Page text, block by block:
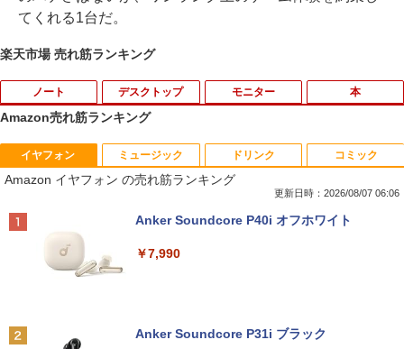
てくれる1台だ。
楽天市場 売れ筋ランキング
ノート
1
【★最大100%ポイント】【新生活応援・
2026】【Office 2019 H&B】NEC Versa
Pro/第4世代 Core i5/メモリ: 4GB/8GB/1
5.6型/USB 3.0/DVD/SDカードスロット/
中古PC ノートパソコン/Windows11
デスクトップ
1
NiPoGi ミニpc Intel N5030 【2026新モ
デル・業界超ミニ】 最大3.1Hz mini pc
Windows11 Pro 12GB+256GB SSD (4T
量ミニパソコン豊富なインターフェース
BT4.2 省電力 小型パソコン
モニター
1
★PHILIPS / フィリップス 16:9 フルHD
VA ディスプレイ 液晶モニター 221S9A/1
1 [21.5インチ ブラック]【PCモニター・
チ 1920*1080 モバイルディスプレイ ポ
ータブルモニター IPS液晶パネル 非光沢
本
1
ゼンリン住宅地図 B4判 東京都 東京都港
区 発行年月202604 13103011I
￥25,740
￥594
Amazon売れ筋ランキング
イヤフォン
Amazon イヤフォン の売れ筋ランキング
更新日時：2026/08/07 06:06
Anker Soundcore P40i オフホワイト
￥7,990
Anker Soundcore P31i ブラック
ミュージック ドリンク コミック